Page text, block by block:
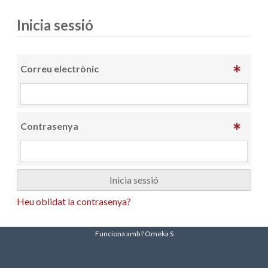
Inicia sessió
Correu electrònic
Contrasenya
Heu oblidat la contrasenya?
Funciona amb l'Omeka S